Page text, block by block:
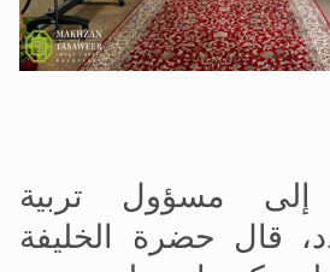
مسؤول تربية
قال حضرة الخليفة